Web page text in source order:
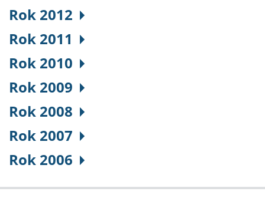
Rok 2012
Rok 2011
Rok 2010
Rok 2009
Rok 2008
Rok 2007
Rok 2006